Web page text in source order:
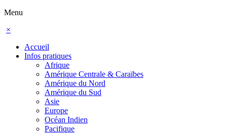
Menu
×
Accueil
Infos pratiques
Afrique
Amérique Centrale & Caraïbes
Amérique du Nord
Amérique du Sud
Asie
Europe
Océan Indien
Pacifique